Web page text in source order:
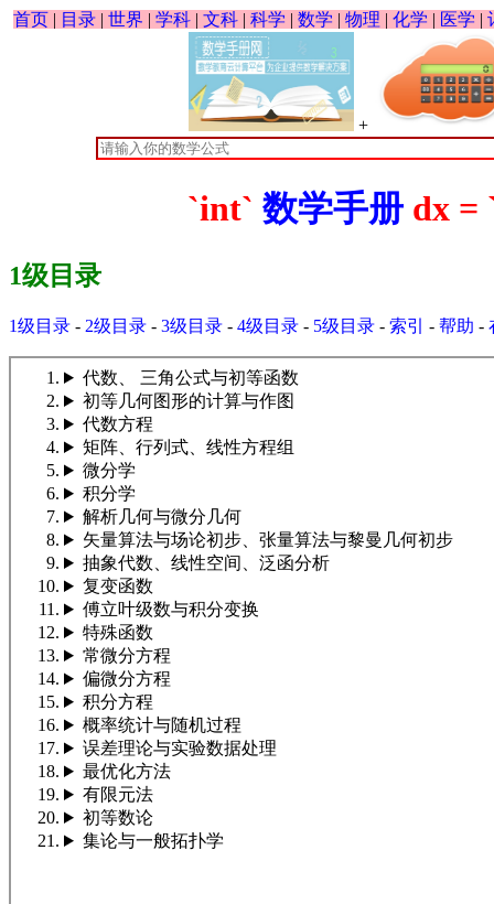
首页 | 目录 | 世界 | 学科 | 文科 | 科学 | 数学 | 物理 | 化学 | 医学 |
+
`int` 数学手册dx =
1级目录
1级目录 - 2级目录 - 3级目录 - 4级目录 - 5级目录 - 索引 - 帮助 -